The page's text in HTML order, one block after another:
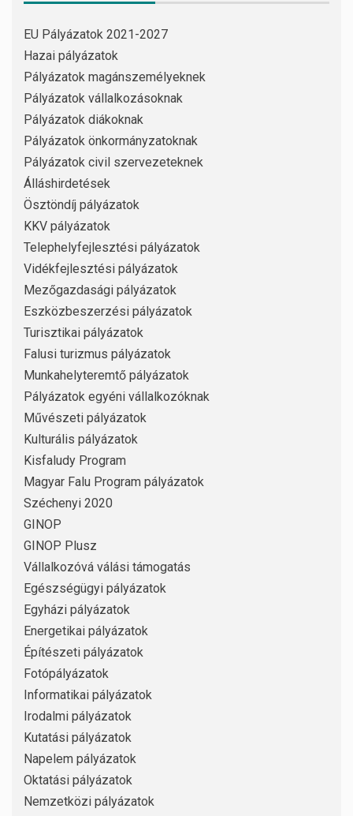
EU Pályázatok 2021-2027
Hazai pályázatok
Pályázatok magánszemélyeknek
Pályázatok vállalkozásoknak
Pályázatok diákoknak
Pályázatok önkormányzatoknak
Pályázatok civil szervezeteknek
Álláshirdetések
Ösztöndíj pályázatok
KKV pályázatok
Telephelyfejlesztési pályázatok
Vidékfejlesztési pályázatok
Mezőgazdasági pályázatok
Eszközbeszerzési pályázatok
Turisztikai pályázatok
Falusi turizmus pályázatok
Munkahelyteremtő pályázatok
Pályázatok egyéni vállalkozóknak
Művészeti pályázatok
Kulturális pályázatok
Kisfaludy Program
Magyar Falu Program pályázatok
Széchenyi 2020
GINOP
GINOP Plusz
Vállalkozóvá válási támogatás
Egészségügyi pályázatok
Egyházi pályázatok
Energetikai pályázatok
Építészeti pályázatok
Fotópályázatok
Informatikai pályázatok
Irodalmi pályázatok
Kutatási pályázatok
Napelem pályázatok
Oktatási pályázatok
Nemzetközi pályázatok